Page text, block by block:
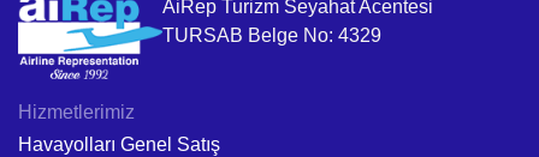
AiRep Turizm Seyahat Acentesi
TURSAB Belge No: 4329
Hizmetlerimiz
Havayolları Genel Satış